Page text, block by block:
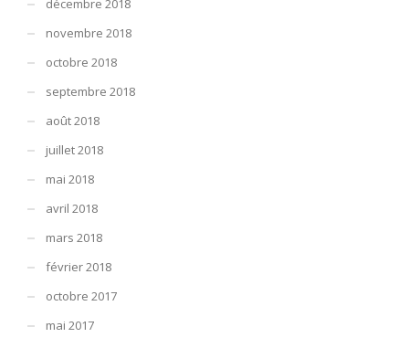
décembre 2018
novembre 2018
octobre 2018
septembre 2018
août 2018
juillet 2018
mai 2018
avril 2018
mars 2018
février 2018
octobre 2017
mai 2017